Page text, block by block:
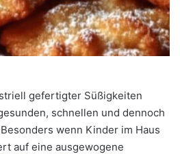
gefertigter Süßigkeiten
schnellen und dennoch
wenn Kinder im Haus
auf eine ausgewogene